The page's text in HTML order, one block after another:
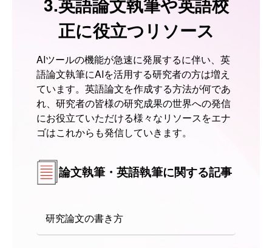
正に役立つリソース
AIツールの機能が急速に発展するに伴い、英
語論文執筆にAIを活用する研究者の方は増え
ています。英語論文を作成する方法が何であ
れ、研究者の皆様の研究成果の世界への発信
にお役立ていただける様々なリソースをエナ
ゴはこれからも発信していきます。
論文執筆・英語執筆に関する記事
研究論文の書き方